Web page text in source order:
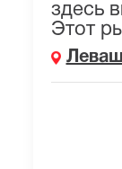
здесь
Этот